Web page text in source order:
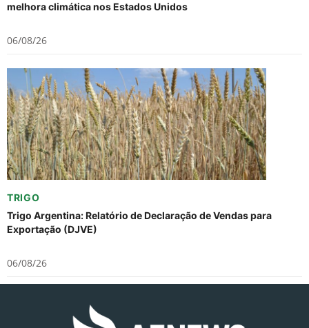
melhora climática nos Estados Unidos
06/08/26
TRIGO
Trigo Argentina: Relatório de Declaração de Vendas para
Exportação (DJVE)
06/08/26